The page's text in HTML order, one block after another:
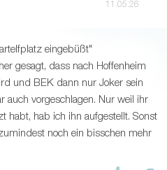
11.05.26
eingebüßt"
gesagt, dass nach Hoffenheim
und BEK dann nur Joker sein
auch vorgeschlagen. Nur weil ihr
habt, hab ich ihn aufgestellt. Sonst
noch ein bisschen mehr